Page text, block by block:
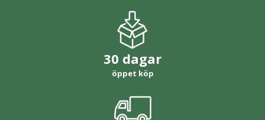
30 dagar
öppet köp